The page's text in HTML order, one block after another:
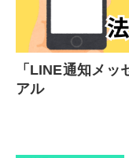
「LINE通知メ
アル